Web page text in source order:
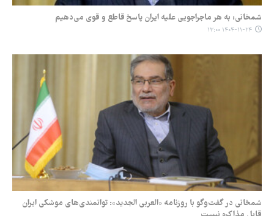
شمخانی: به هر ماجراجویی علیه ایران پاسخ قاطع و قوی می‌دهیم
۱۴۰۴-۱۱-۲۴ ۱۳:۰۰
شمخانی در گفت‌وگو با روزنامه «العربی الجدید»: توانمندی‌های موشکی ایران